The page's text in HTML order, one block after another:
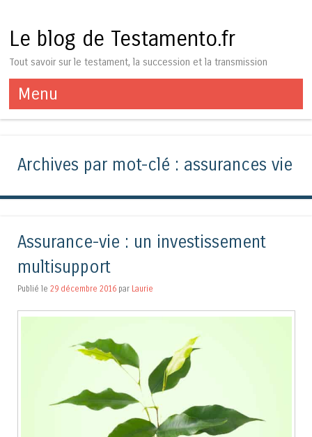
Le blog de Testamento.fr
Tout savoir sur le testament, la succession et la transmission
Menu
Aller au contenu
Archives par mot-clé : assurances vie
Assurance-vie : un investissement
multisupport
Publié le 29 décembre 2016 par Laurie